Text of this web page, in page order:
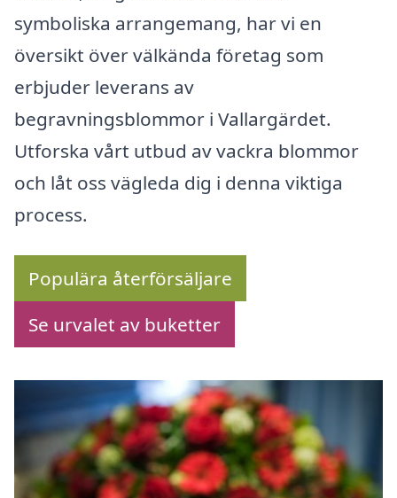
symboliska arrangemang, har vi en
översikt över välkända företag som
erbjuder leverans av
begravningsblommor i Vallargärdet.
Utforska vårt utbud av vackra blommor
och låt oss vägleda dig i denna viktiga
process.
Populära återförsäljare
Se urvalet av buketter